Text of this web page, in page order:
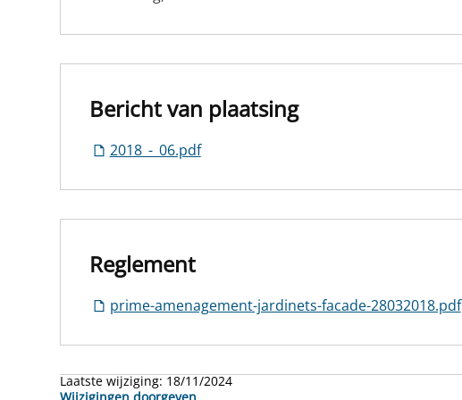
Bericht van plaatsing
2018_-_06.pdf
Reglement
prime-amenagement-jardinets-facade-28032018.pdf
Laatste wijziging: 18/11/2024